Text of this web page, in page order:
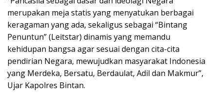
merupakan meja statis yang menyatukan berbagai
keragaman yang ada, sekaligus sebagai “Bintang
Penuntun” (Leitstar) dinamis yang memandu
kehidupan bangsa agar sesuai dengan cita-cita
pendirian Negara, mewujudkan masyarakat Indonesia
yang Merdeka, Bersatu, Berdaulat, Adil dan Makmur”,
Ujar Kapolres Bintan.